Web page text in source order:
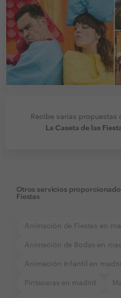
Recibe varias
La Caseta de las
Otros servicios
Fiestas
Animación de Fiestas en
Animación de Bodas en
Animación Infantil en
Pintacaras en madrid